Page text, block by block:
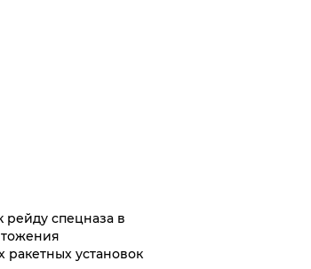
рейду спецназа в
ракетных установок